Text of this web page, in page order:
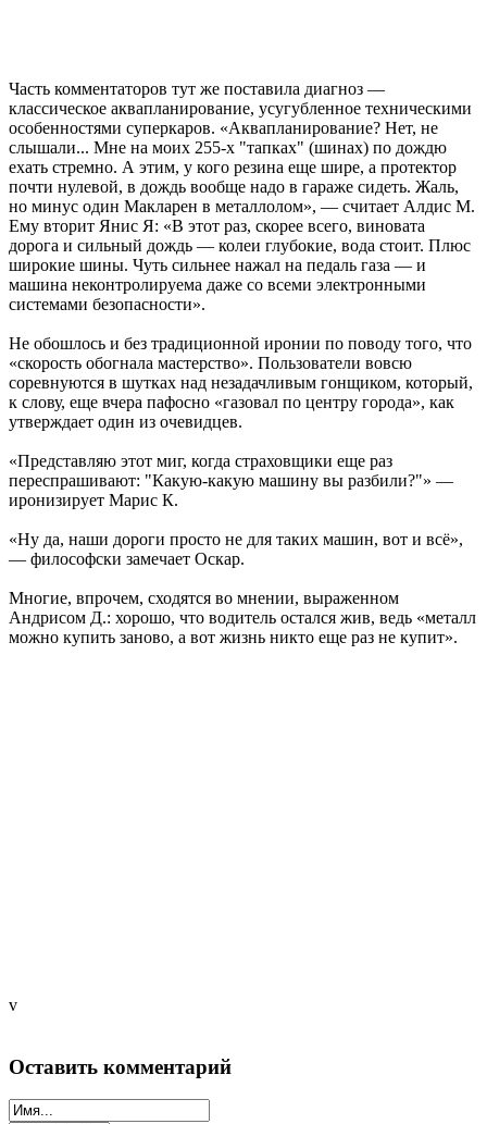
Часть комментаторов тут же поставила диагноз —
классическое аквапланирование, усугубленное техническими
особенностями суперкаров. «Аквапланирование? Нет, не
слышали... Мне на моих 255-х "тапках" (шинах) по дождю
ехать стремно. А этим, у кого резина еще шире, а протектор
почти нулевой, в дождь вообще надо в гараже сидеть. Жаль,
но минус один Макларен в металлолом», — считает Алдис М.
Ему вторит Янис Я: «В этот раз, скорее всего, виновата
дорога и сильный дождь — колеи глубокие, вода стоит. Плюс
широкие шины. Чуть сильнее нажал на педаль газа — и
машина неконтролируема даже со всеми электронными
системами безопасности».
Не обошлось и без традиционной иронии по поводу того, что
«скорость обогнала мастерство». Пользователи вовсю
соревнуются в шутках над незадачливым гонщиком, который,
к слову, еще вчера пафосно «газовал по центру города», как
утверждает один из очевидцев.
«Представляю этот миг, когда страховщики еще раз
переспрашивают: "Какую-какую машину вы разбили?"» —
иронизирует Марис К.
«Ну да, наши дороги просто не для таких машин, вот и всё»,
— философски замечает Оскар.
Многие, впрочем, сходятся во мнении, выраженном
Андрисом Д.: хорошо, что водитель остался жив, ведь «металл
можно купить заново, а вот жизнь никто еще раз не купит».
v
Оставить комментарий